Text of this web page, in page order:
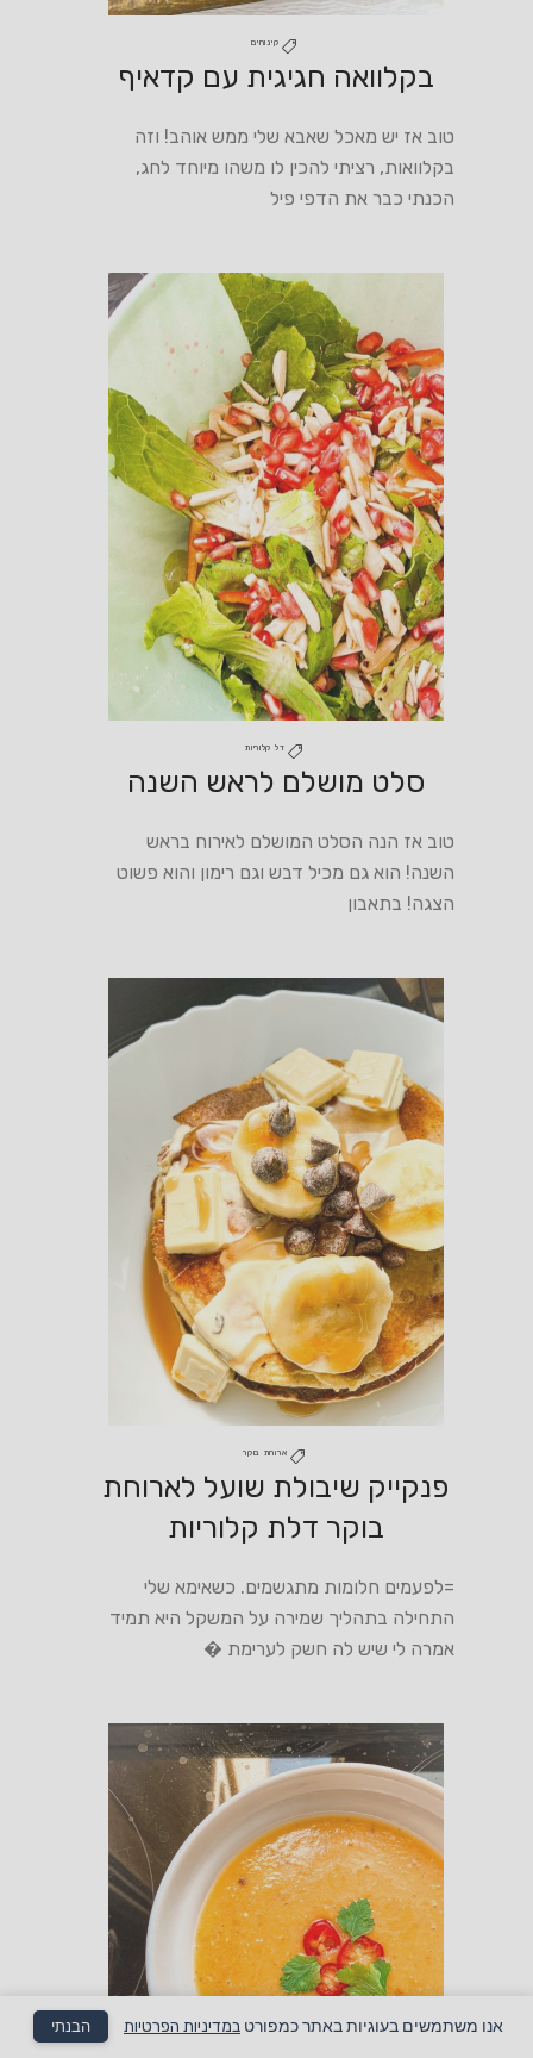
קינוחים
בקלוואה חגיגית עם קדאיף
טוב אז יש מאכל שאבא שלי ממש אוהב! וזה
בקלוואות, רציתי להכין לו משהו מיוחד לחג,
הכנתי כבר את הדפי פיל
דל קלוריות
סלט מושלם לראש השנה
טוב אז הנה הסלט המושלם לאירוח בראש
השנה! הוא גם מכיל דבש וגם רימון והוא פשוט
הצגה! בתאבון
ארוחת בוקר
פנקייק שיבולת שועל לארוחת
בוקר דלת קלוריות
=לפעמים חלומות מתגשמים. כשאימא שלי
התחילה בתהליך שמירה על המשקל היא תמיד
אמרה לי שיש לה חשק לערימת �
אנו משתמשים בעוגיות באתר כמפורט במדיניות הפרטיות הבנתי